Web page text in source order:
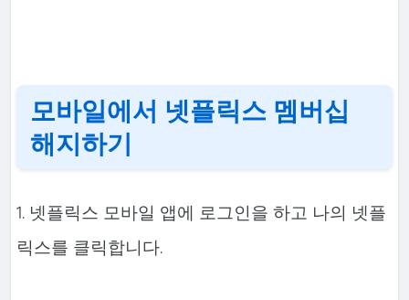
모바일에서 넷플릭스 멤버십
해지하기
1. 넷플릭스 모바일 앱에 로그인을 하고 나의 넷플
릭스를 클릭합니다.